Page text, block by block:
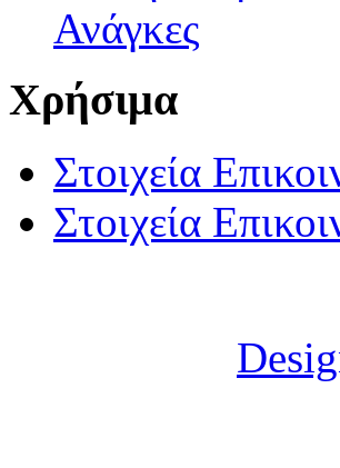
Ανάγκες
Χρήσιμα
Στοιχεία
Στοιχεία